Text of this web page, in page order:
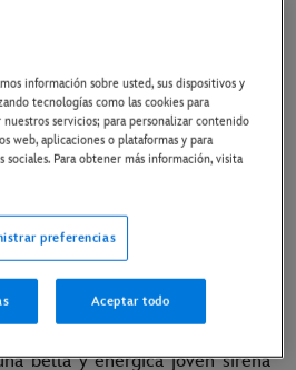
SOLO EN CINES
disponible
de 2022
Sirenitade Disney, el nuevo live
animado ganador del
dirigida por Rob Marshal, se
próximo 26 de mayo de 2023.
bella y enérgica joven sirena
información sobre usted, sus dispositivos y
tecnologías como las cookies para
servicios; para personalizar contenido
web, aplicaciones o plataformas y para
Para obtener más información, visita
preferencias
Aceptar todo